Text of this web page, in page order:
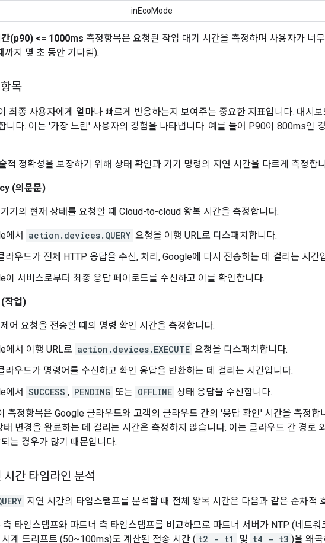
inEcoMode
간(p90) <= 1000ms 측정항목은 요청된 작업 대기 시간을 측정하며 사용자가 너
까지 몇 초 동안 기다림).
목
최종 사용자에게 얼마나 빠르게 반응하는지 보여주는 중요한 지표입니다. 대시
니다. 이는 '가장 느린' 사용자의 경험을 나타냅니다. 예를 들어 P90이 800ms인
적 정확성을 보장하기 위해 상태 확인과 기기 명령의 지연 시간을 다르게 측정합
(의문문)
기의 현재 상태를 요청할 때 Cloud-to-cloud 왕복 시간을 측정합니다.
에서 action.devices.QUERY 요청을 이행 URL로 디스패치합니다.
라우드가 전체 HTTP 응답을 수신, 처리, Google에 다시 전송하는 데 걸리는 시간
이 서비스로부터 최종 응답 페이로드를 수신하고 이를 확인합니다.
(작업)
제어 요청을 전송할 때의 명령 확인 시간을 측정합니다.
에서 이행 URL로 action.devices.EXECUTE 요청을 디스패치합니다.
라우드가 명령어를 수신하고 확인 응답을 반환하는 데 걸리는 시간입니다.
에서 SUCCESS , PENDING 또는 OFFLINE 상태 응답을 수신합니다.
측정항목은 Google 클라우드와 고객의 클라우드 간의 '응답 확인' 시간을 측정
태 변경을 완료하는 데 걸리는 시간은 측정하지 않습니다. 이는 클라우드 간 경로
되는 경우가 많기 때문입니다.
시간 타임라인 분석
지연 시간의 타임스탬프를 분석할 때 전체 왕복 시간은 다음과 같은 순차적
측 타임스탬프와 파트너 측 타임스탬프를 비교하므로 파트너 서버가 NTP (네트
시계 드리프트 (50~100ms)도 계산된 전송 시간 ( t2 - t1 및 t4 - t3 )을 왜